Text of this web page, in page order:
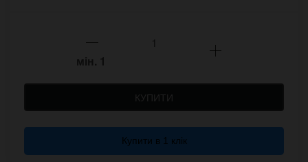
мін. 1
КУПИТИ
Купити в 1 клік